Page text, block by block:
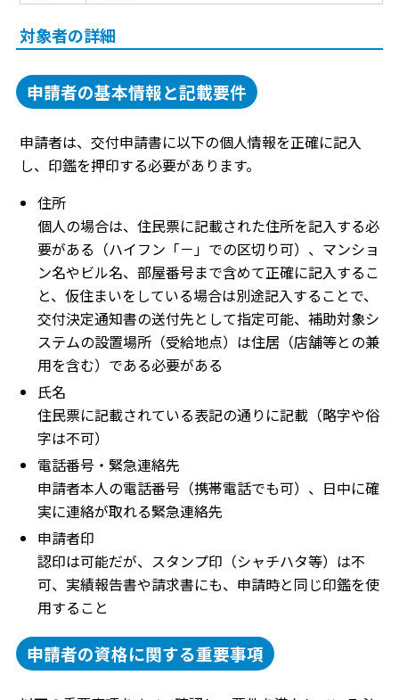
対象者の詳細
申請者の基本情報と記載要件
申請者は、交付申請書に以下の個人情報を正確に記入
し、印鑑を押印する必要があります。
住所
個人の場合は、住民票に記載された住所を記入する必
要がある（ハイフン「－」での区切り可）、マンショ
ン名やビル名、部屋番号まで含めて正確に記入するこ
と、仮住まいをしている場合は別途記入することで、
交付決定通知書の送付先として指定可能、補助対象シ
ステムの設置場所（受給地点）は住居（店舗等との兼
用を含む）である必要がある
氏名
住民票に記載されている表記の通りに記載（略字や俗
字は不可）
電話番号・緊急連絡先
申請者本人の電話番号（携帯電話でも可）、日中に確
実に連絡が取れる緊急連絡先
申請者印
認印は可能だが、スタンプ印（シャチハタ等）は不
可、実績報告書や請求書にも、申請時と同じ印鑑を使
用すること
申請者の資格に関する重要事項